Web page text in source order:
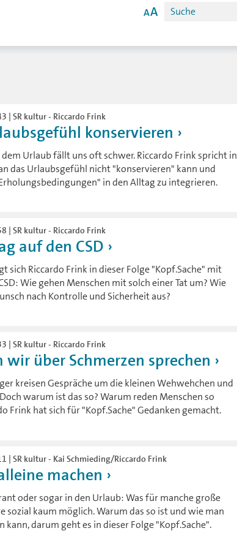
| SR kultur - Riccardo Frink
konservieren
Urlaub fällt uns oft schwer. Riccardo Frink spricht in
das Urlaubsgefühl nicht "konservieren" kann und
in den Alltag zu integrieren.
| SR kultur - Riccardo Frink
auf den CSD
sich Riccardo Frink in dieser Folge "Kopf.Sache" mit
Wie gehen Menschen mit solch einer Tat um? Wie
nach Kontrolle und Sicherheit aus?
| SR kultur - Riccardo Frink
wir über Schmerzen sprechen
kreisen Gespräche um die kleinen Wehwehchen und
warum ist das so? Warum reden Menschen so
Frink hat sich für "Kopf.Sache" Gedanken gemacht.
| SR kultur - Kai Schmieding/Riccardo Frink
machen
oder sogar in den Urlaub: Was für manche große
sozial kaum möglich. Warum das so ist und wie man
darum geht es in dieser Folge "Kopf.Sache".